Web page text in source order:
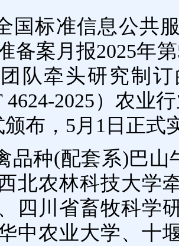
国标准信息公共
备案月报2025年第
队牵头研究制
2025）农业
布， 5月 1 日正式
品种(配套系)巴山
北农林科技大学
四川省畜牧科学
中农业大学、十